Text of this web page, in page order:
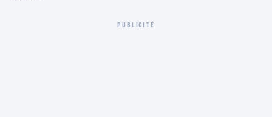
PUBLICITÉ